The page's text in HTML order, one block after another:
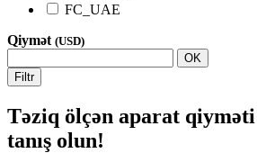
FC_UAE
Qiymət (USD)
OK
Filtr
Təziq ölçən aparat
tanış olun!